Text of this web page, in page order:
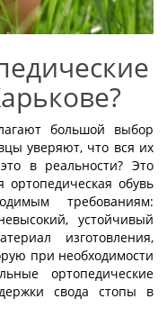
большой выбор
уверяют, что вся их
в реальности? Это
обувь
требованиям:
устойчивый
изготовления,
при необходимости
ортопедические
свода стопы в